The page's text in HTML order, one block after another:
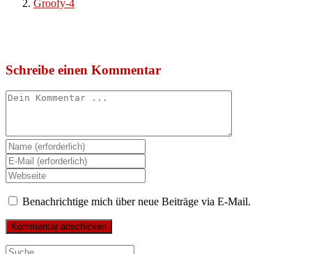
Groofy-4
Schreibe einen Kommentar
Kommentieren
Gib
deinen
Namen
oder
Benutzernamen
zum
Kommentieren
ein
Gib
deine
E-
Mail-
Adresse
zum
Kommentieren
ein
Gib
deine
Website-
ein
(optional)
Benachrichtige mich über neue Beiträge via E-Mail.